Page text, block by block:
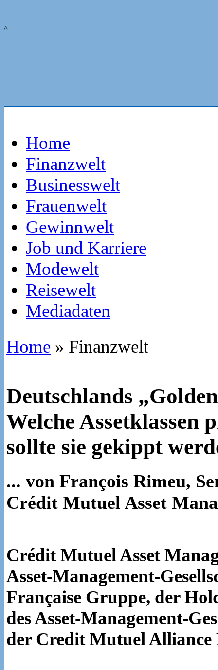
^
Home
Finanzwelt
Businesswelt
Frauenwelt
Gewinnwelt
Job und Karriere
Modewelt
Reisewelt
Mediadaten
Home » Finanzwelt
Deutschlands
Welche Assetklassen
sollte sie gekippt
... von François Rimeu,
Crédit Mutuel Asset
Crédit Mutuel Asset
Asset-Management-
Française Gruppe, der
des Asset-Management-
der Credit Mutuel Alliance